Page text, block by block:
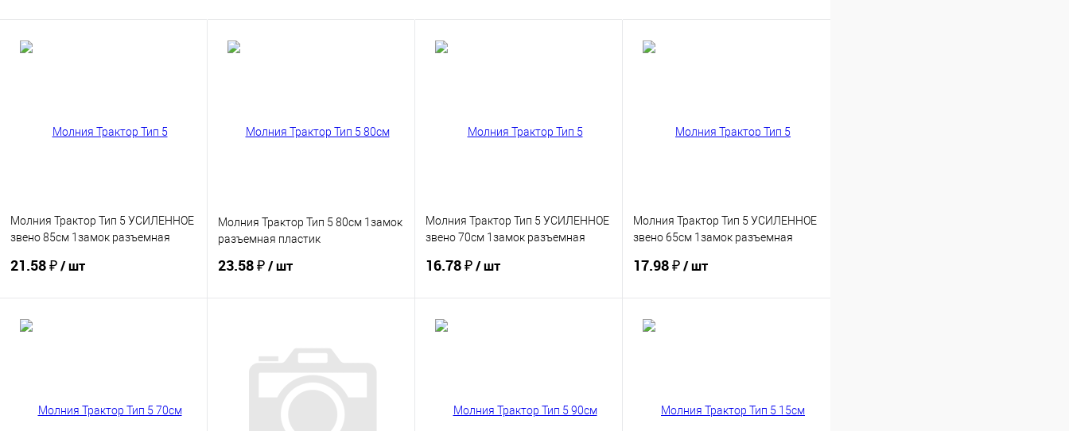
Молния Трактор Тип 5 УСИЛЕННОЕ
звено 85см 1замок разъемная
21.58 ₽/ шт
Молния Трактор Тип 5 80см 1замок
разъемная пластик
23.58 ₽/ шт
В избранное
Молния Трактор Тип 5 УСИЛЕННОЕ
звено 70см 1замок разъемная
16.78 ₽/ шт
Молния Трактор Тип 5 УСИЛЕННОЕ
звено 65см 1замок разъемная
17.98 ₽/ шт